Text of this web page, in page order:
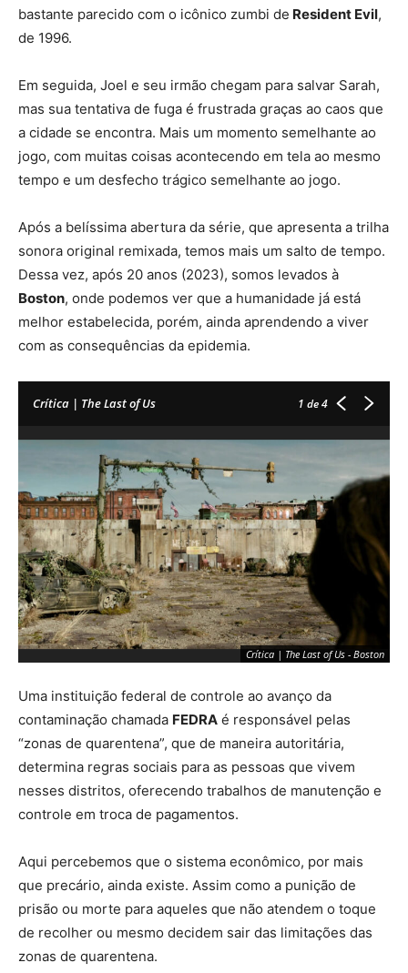
bastante parecido com o icônico zumbi de Resident Evil,
de 1996.
Em seguida, Joel e seu irmão chegam para salvar Sarah,
mas sua tentativa de fuga é frustrada graças ao caos que
a cidade se encontra. Mais um momento semelhante ao
jogo, com muitas coisas acontecendo em tela ao mesmo
tempo e um desfecho trágico semelhante ao jogo.
Após a belíssima abertura da série, que apresenta a trilha
sonora original remixada, temos mais um salto de tempo.
Dessa vez, após 20 anos (2023), somos levados à
Boston, onde podemos ver que a humanidade já está
melhor estabelecida, porém, ainda aprendendo a viver
com as consequências da epidemia.
Crítica | The Last of Us 1 de 4
Crítica | The Last of Us - Boston
Crítica | The Last of Us - Joel e Sarah
Uma instituição federal de controle ao avanço da
contaminação chamada FEDRA é responsável pelas
“zonas de quarentena”, que de maneira autoritária,
determina regras sociais para as pessoas que vivem
nesses distritos, oferecendo trabalhos de manutenção e
controle em troca de pagamentos.
Aqui percebemos que o sistema econômico, por mais
que precário, ainda existe. Assim como a punição de
prisão ou morte para aqueles que não atendem o toque
de recolher ou mesmo decidem sair das limitações das
zonas de quarentena.